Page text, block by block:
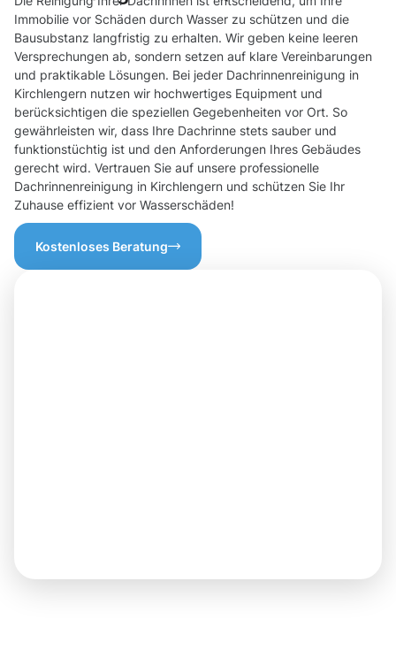
Immobilie vor Schäden durch Wasser zu schützen und die
Bausubstanz langfristig zu erhalten. Wir geben keine leeren
Versprechungen ab, sondern setzen auf klare Vereinbarungen
und praktikable Lösungen. Bei jeder Dachrinnenreinigung in
Kirchlengern nutzen wir hochwertiges Equipment und
berücksichtigen die speziellen Gegebenheiten vor Ort. So
gewährleisten wir, dass Ihre Dachrinne stets sauber und
funktionstüchtig ist und den Anforderungen Ihres Gebäudes
gerecht wird. Vertrauen Sie auf unsere professionelle
Dachrinnenreinigung in Kirchlengern und schützen Sie Ihr
Zuhause effizient vor Wasserschäden!
Kostenloses Beratung